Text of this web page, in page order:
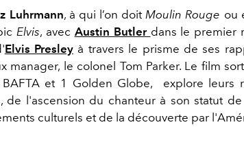
Luhrmann, à qui l’on doitMoulin Rouge ou
Elvis, avec Austin Butler dans le premier
Elvis Presley à travers le prisme de ses
manager, le colonel Tom Parker. Le film
et 1 Golden Globe, explore leurs
de l'ascension du chanteur à son statut
culturels et de la découverte par